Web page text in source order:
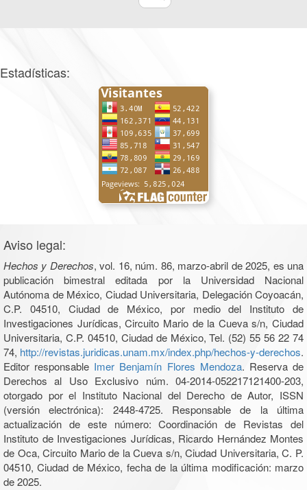
Estadísticas:
Aviso legal:
Hechos y Derechos, vol. 16, núm. 86, marzo-abril de 2025, es una
publicación bimestral editada por la Universidad Nacional
Autónoma de México, Ciudad Universitaria, Delegación Coyoacán,
C.P. 04510, Ciudad de México, por medio del Instituto de
Investigaciones Jurídicas, Circuito Mario de la Cueva s/n, Ciudad
Universitaria, C.P. 04510, Ciudad de México, Tel. (52) 55 56 22 74
74, http://revistas.juridicas.unam.mx/index.php/hechos-y-derechos.
Editor responsable Imer Benjamín Flores Mendoza. Reserva de
Derechos al Uso Exclusivo núm. 04-2014-052217121400-203,
otorgado por el Instituto Nacional del Derecho de Autor, ISSN
(versión electrónica): 2448-4725. Responsable de la última
actualización de este número: Coordinación de Revistas del
Instituto de Investigaciones Jurídicas, Ricardo Hernández Montes
de Oca, Circuito Mario de la Cueva s/n, Ciudad Universitaria, C. P.
04510, Ciudad de México, fecha de la última modificación: marzo
de 2025.